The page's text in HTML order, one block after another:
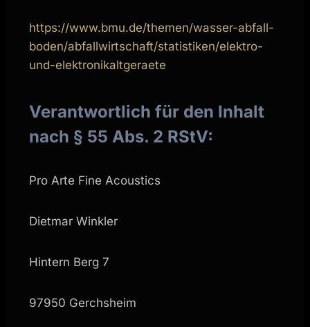
https://www.bmu.de/themen/wasser-abfall-
boden/abfallwirtschaft/statistiken/elektro-
und-elektronikaltgeraete
Verantwortlich für den Inhalt
nach § 55 Abs. 2 RStV:
Pro Arte Fine Acoustics
Dietmar Winkler
Hintern Berg 7
97950 Gerchsheim